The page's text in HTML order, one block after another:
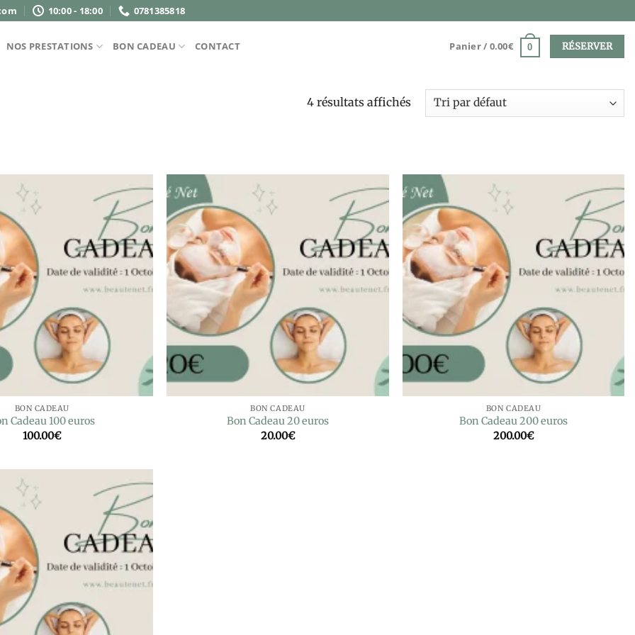
10:00 - 18:00 0781385818
NOS PRESTATIONS BON CADEAU CONTACT Panier / 0.00€ 0 RÉSERVER
4 résultats affichés
Ajouter
à la liste
de
souhaits
BON CADEAU
Cadeau 100 euros
100.00€
Ajouter
à la liste
de
souhaits
BON CADEAU
Bon Cadeau 20 euros
20.00€
Ajouter
à la liste
de
souhaits
BON CADEAU
Bon Cadeau 200 euros
200.00€
Ajouter
à la liste
de
souhaits